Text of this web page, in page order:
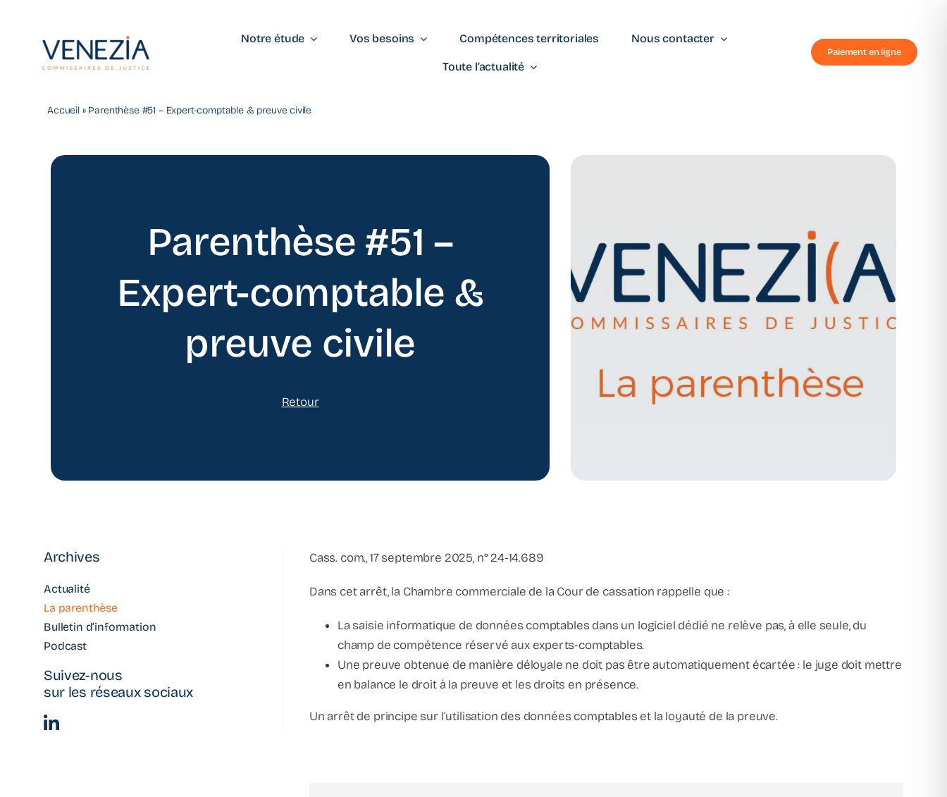
contenu
Notre étude Vos besoins Compétences territoriales Nous contacter
Toute l’actualité
Paiement en ligne
Accueil» Parenthèse #51 – Expert-comptable & preuve civile
Parenthèse #51 –
Expert-comptable &
preuve civile
Retour
Archives
Actualité
La parenthèse
Bulletin d’information
Podcast
Suivez-nous
sur les réseaux sociaux
Cass. com., 17 septembre 2025, n° 24-14.689
Dans cet arrêt, la Chambre commerciale de la Cour de cassation rappelle que :
La saisie informatique de données comptables dans un logiciel dédié ne relève pas, à elle seule, du
champ de compétence réservé aux experts-comptables.
Une preuve obtenue de manière déloyale ne doit pas être automatiquement écartée : le juge doit mettre
en balance le droit à la preuve et les droits en présence.
Un arrêt de principe sur l’utilisation des données comptables et la loyauté de la preuve.